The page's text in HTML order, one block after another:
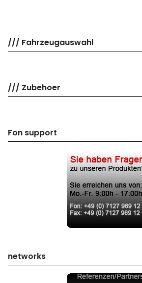
/// Fahrzeugauswahl
/// Zubehoer
Fon support
networks